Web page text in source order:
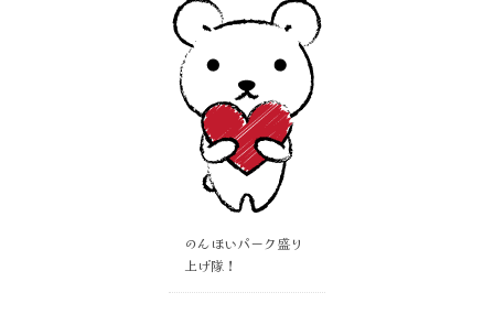
のんほいパーク盛り
上げ隊！